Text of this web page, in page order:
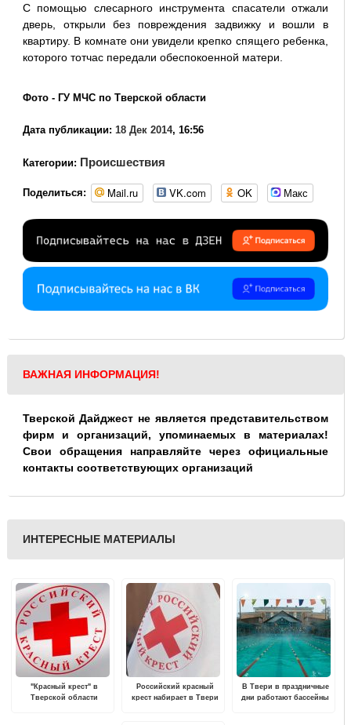
С помощью слесарного инструмента спасатели отжали
дверь, открыли без повреждения задвижку и вошли в
квартиру. В комнате они увидели крепко спящего ребенка,
которого тотчас передали обеспокоенной матери.
Фото - ГУ МЧС по Тверской области
Дата публикации: 18 Дек 2014, 16:56
Категории: Происшествия
Поделиться: Mail.ru VK.com OK Макс
ВАЖНАЯ ИНФОРМАЦИЯ!
Тверской Дайджест не является представительством
фирм и организаций, упоминаемых в материалах!
Свои обращения направляйте через официальные
контакты соответствующих организаций
ИНТЕРЕСНЫЕ МАТЕРИАЛЫ
"Красный крест" в
Тверской области
Российский красный
крест набирает в Твери
В Твери в праздничные
дни работают бассейны